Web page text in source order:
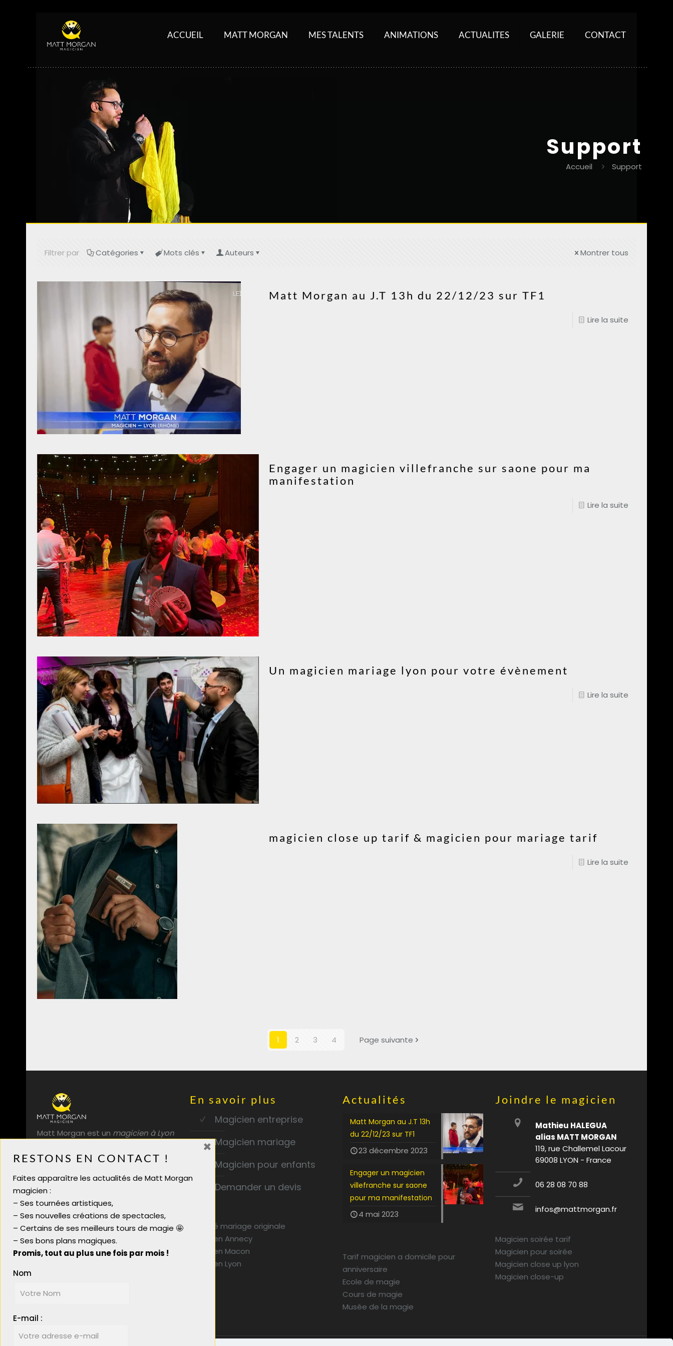
ACCUEIL MATT MORGAN MES TALENTS ANIMATIONS ACTUALITES GALERIE CONTACT
Support
Accueil Support
Filtrer par Catégories Mots clés Auteurs Montrer tous
Matt Morgan au J.T 13h du 22/12/23 sur TF1
Lire la suite
Engager un magicien villefranche sur saone pour ma
manifestation
Lire la suite
Un magicien mariage lyon pour votre évènement
Lire la suite
magicien close up tarif & magicien pour mariage tarif
Lire la suite
1 2 3 4 Page suivante
Matt Morgan est un magicien à Lyon
particuliers, spectacle de magie
magie à votre événement !
Plan du site
Magicien close up mariage
Idée animation entreprise
En savoir plus
Magicien entreprise
Magicien mariage
Magicien pour enfants
Demander un devis
Activité mariage originale
Magicien Annecy
Magicien Macon
Magicien Lyon
Actualités
Matt Morgan au J.T 13h
du 22/12/23 sur TF1
23 décembre 2023
Engager un magicien
villefranche sur saone
pour ma manifestation
4 mai 2023
Tarif magicien a domicile pour
anniversaire
Ecole de magie
Cours de magie
Musée de la magie
Joindre le magicien
Mathieu HALEGUA
alias MATT MORGAN
119, rue Challemel Lacour
69008 LYON - France
06 28 08 70 88
infos@mattmorgan.fr
Magicien soirée tarif
Magicien pour soirée
Magicien close up lyon
Magicien close-up
RESTONS EN CONTACT !
Faites apparaître les actualités de Matt Morgan
magicien :
– Ses tournées artistiques,
– Ses nouvelles créations de spectacles,
– Certains de ses meilleurs tours de magie 🤩
– Ses bons plans magiques.
Promis, tout au plus une fois par mois !
Nom
E-mail :
×